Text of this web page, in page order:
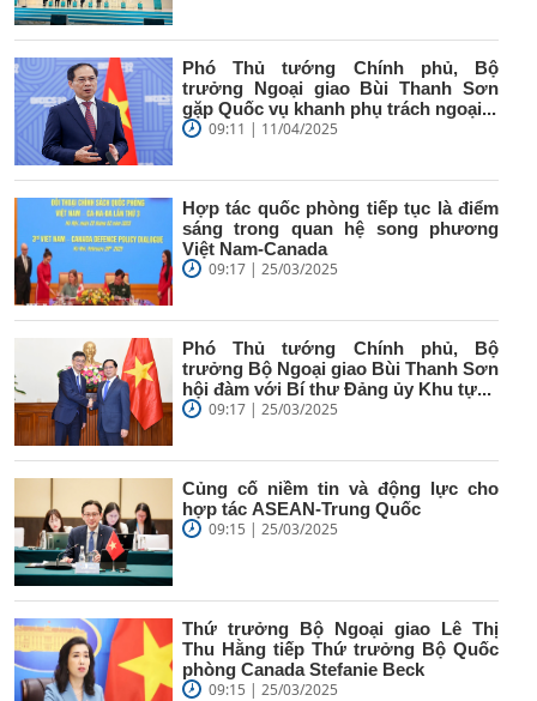
Phó Thủ tướng Chính phủ, Bộ
trưởng Ngoại giao Bùi Thanh Sơn
gặp Quốc vụ khanh phụ trách ngoại...
09:11 | 11/04/2025
Hợp tác quốc phòng tiếp tục là điểm
sáng trong quan hệ song phương
Việt Nam-Canada
09:17 | 25/03/2025
Phó Thủ tướng Chính phủ, Bộ
trưởng Bộ Ngoại giao Bùi Thanh Sơn
hội đàm với Bí thư Đảng ủy Khu tự...
09:17 | 25/03/2025
Củng cố niềm tin và động lực cho
hợp tác ASEAN-Trung Quốc
09:15 | 25/03/2025
Thứ trưởng Bộ Ngoại giao Lê Thị
Thu Hằng tiếp Thứ trưởng Bộ Quốc
phòng Canada Stefanie Beck
09:15 | 25/03/2025